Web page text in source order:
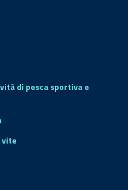
di pesca sportiva e
vite